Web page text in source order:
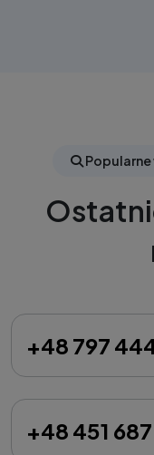
Popularne
+48 797
+48 451